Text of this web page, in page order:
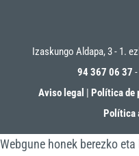
Izaskungo Aldapa, 3 - 1.
94 367 06 37
Aviso legal | Política de
Política
Webgune honek berezko